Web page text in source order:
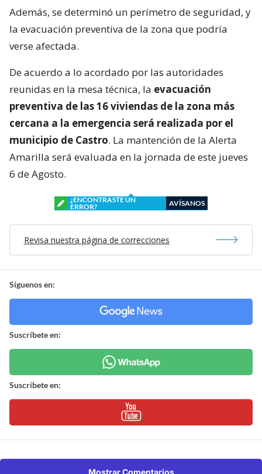
Además, se determinó un perímetro de seguridad, y
la evacuación preventiva de la zona que podría
verse afectada.
De acuerdo a lo acordado por las autoridades
reunidas en la mesa técnica, la evacuación
preventiva de las 16 viviendas de la zona más
cercana a la emergencia será realizada por el
municipio de Castro. La mantención de la Alerta
Amarilla será evaluada en la jornada de este jueves
6 de Agosto.
¿ENCONTRASTE UN
ERROR?
AVÍSANOS
Revisa nuestra página de correcciones
Síguenos en:
Suscríbete en:
Suscríbete en:
Mostrar Comentarios